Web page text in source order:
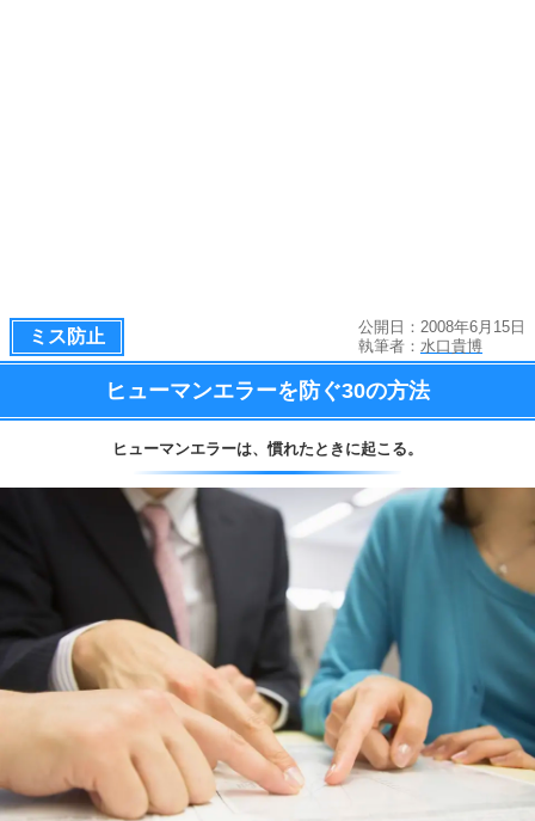
ミス防止
公開日：2008年6月15日
執筆者： 水口貴博
ヒューマンエラーを防ぐ30の方法
ヒューマンエラーは、慣れたときに起こる。